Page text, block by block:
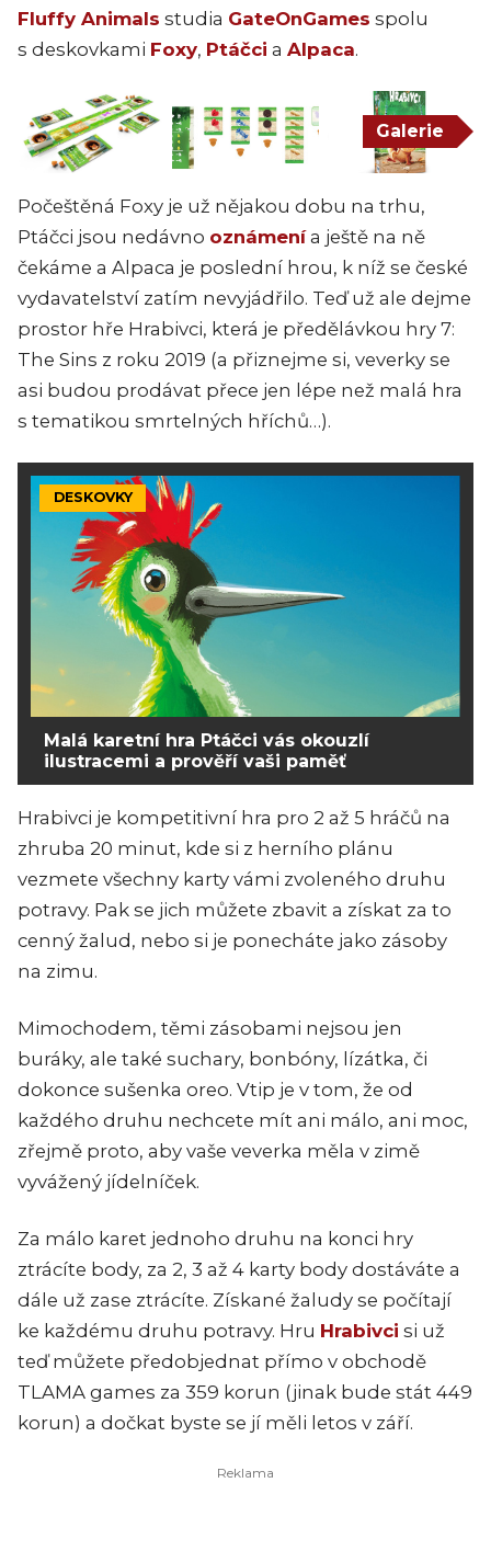
Fluffy Animals studia GateOnGames spolu
s deskovkami Foxy, Ptáčci a Alpaca.
Galerie
Počeštěná Foxy je už nějakou dobu na trhu,
Ptáčci jsou nedávno oznámenía ještě na ně
čekáme a Alpaca je poslední hrou, k níž se české
vydavatelství zatím nevyjádřilo. Teď už ale dejme
prostor hře Hrabivci, která je předělávkou hry 7:
The Sins z roku 2019 (a přiznejme si, veverky se
asi budou prodávat přece jen lépe než malá hra
s tematikou smrtelných hříchů…).
DESKOVKY
Malá karetní hra Ptáčci vás okouzlí
ilustracemi a prověří vaši paměť
Hrabivci je kompetitivní hra pro 2 až 5 hráčů na
zhruba 20 minut, kde si z herního plánu
vezmete všechny karty vámi zvoleného druhu
potravy. Pak se jich můžete zbavit a získat za to
cenný žalud, nebo si je ponecháte jako zásoby
na zimu.
Mimochodem, těmi zásobami nejsou jen
buráky, ale také suchary, bonbóny, lízátka, či
dokonce sušenka oreo. Vtip je v tom, že od
každého druhu nechcete mít ani málo, ani moc,
zřejmě proto, aby vaše veverka měla v zimě
vyvážený jídelníček.
Za málo karet jednoho druhu na konci hry
ztrácíte body, za 2, 3 až 4 karty body dostáváte a
dále už zase ztrácíte. Získané žaludy se počítají
ke každému druhu potravy. Hru Hrabivci si už
teď můžete předobjednat přímo v obchodě
TLAMA games za 359 korun (jinak bude stát 449
korun) a dočkat byste se jí měli letos v září.